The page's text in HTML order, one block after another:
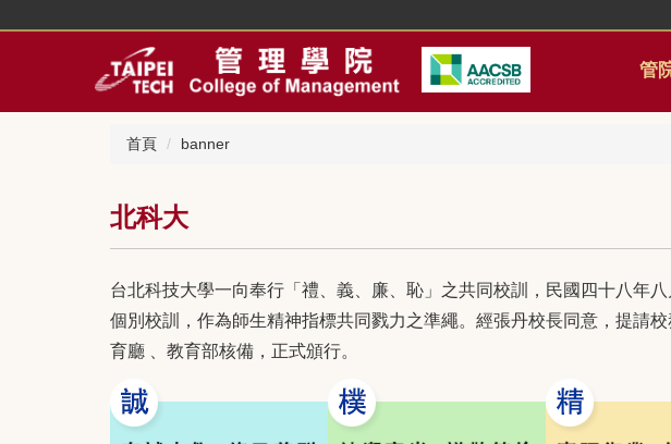
管
首頁 banner
北科大
台北科技大學一向奉行「禮、義、廉、恥」之共同校訓，民國四十八年
個別校訓，作為師生精神指標共同戮力之準繩。經張丹校長同意，提請
育廳 、教育部核備，正式頒行。